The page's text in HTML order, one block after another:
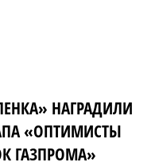
НАГРАДИЛИ
«ОПТИМИСТЫ
ГАЗПРОМА»